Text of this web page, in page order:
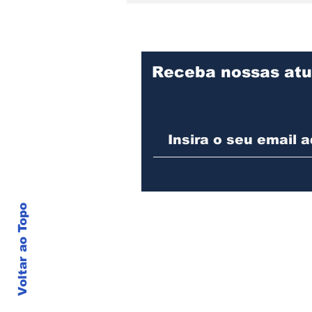
semáforo na rua Santa
Catarina, na zona Sul de
Voltar ao Topo
Receba nossas